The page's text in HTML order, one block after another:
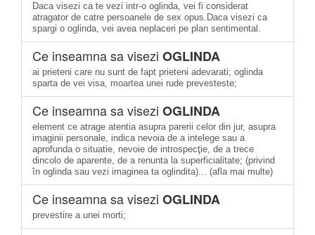
Daca visezi ca te vezi intr-o oglinda, vei fi considerat
atragator de catre persoanele de sex opus.Daca visezi ca
spargi o oglinda, vei avea neplaceri pe plan sentimental.
Ce inseamna sa visezi OGLINDA
ai prieteni care nu sunt de fapt prieteni adevarati; oglinda
sparta de vei visa, moartea unei rude prevesteste;
Ce inseamna sa visezi OGLINDA
element ce atrage atentia asupra parerii celor din jur, asupra
imaginii personale, indica nevoia de a intelege sau a
aprofunda o situatie, nevoie de introspecţie, de a trece
dincolo de aparente, de a renunta la superficialitate; (privind
în oglinda sau vezi imaginea ta oglindita)... (afla mai multe)
Ce inseamna sa visezi OGLINDA
prevestire a unei morti;